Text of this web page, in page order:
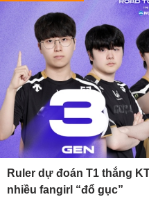
Ruler dự đoán T1 thắng
nhiều fangirl “đổ gục”